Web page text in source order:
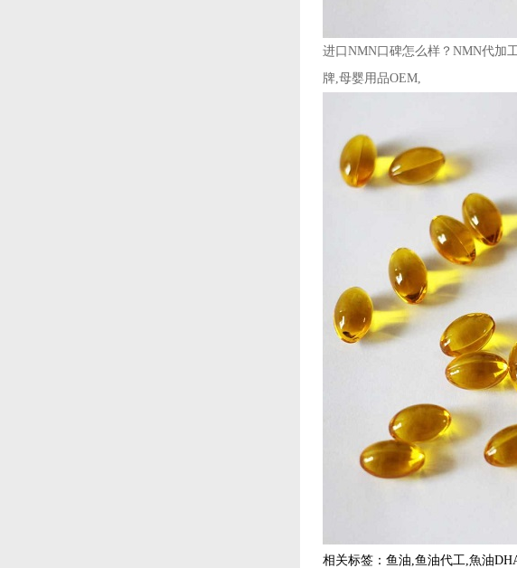
进口NMN口碑怎么样？NMN代加
牌,母婴用品OEM,
相关标签： 鱼油,鱼油代工,魚油